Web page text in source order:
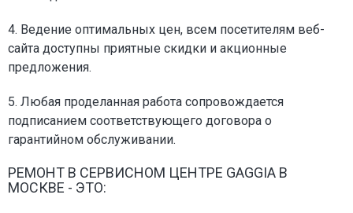
4. Ведение оптимальных цен, всем посетителям веб-
сайта доступны приятные скидки и акционные
предложения.
5. Любая проделанная работа сопровождается
подписанием соответствующего договора о
гарантийном обслуживании.
РЕМОНТ В СЕРВИСНОМ ЦЕНТРЕ GAGGIA В
МОСКВЕ - ЭТО: